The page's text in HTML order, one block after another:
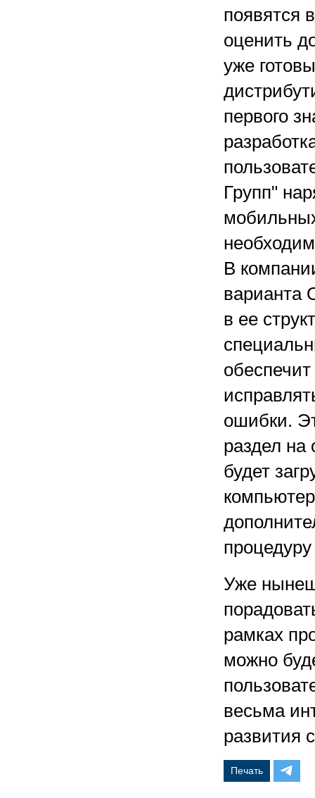
появятся
оценить
уже
первого
Групп"
В
варианта
в ее
ошибки.
раздел на
будет
Уже
рамках
можно
весьма
развития
Печать